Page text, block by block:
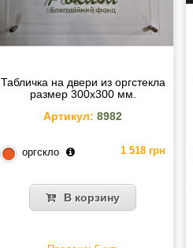
Табличка на двери из оргстекла
размер 300х300 мм.
Артикул: 8982
оргскло 1 518 грн
В корзину